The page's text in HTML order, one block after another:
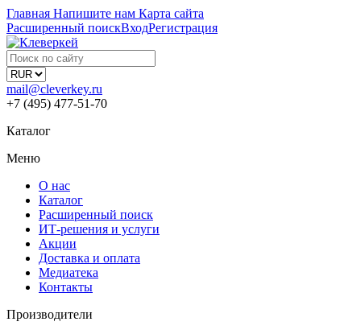
Главная Напишите нам Карта сайта
Расширенный поискВходРегистрация
mail@cleverkey.ru
+7 (495) 477-51-70
Каталог
Меню
О нас
Каталог
Расширенный поиск
ИТ-решения и услуги
Акции
Доставка и оплата
Медиатека
Контакты
Производители